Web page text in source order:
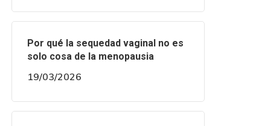
Por qué la sequedad vaginal no es
solo cosa de la menopausia
19/03/2026